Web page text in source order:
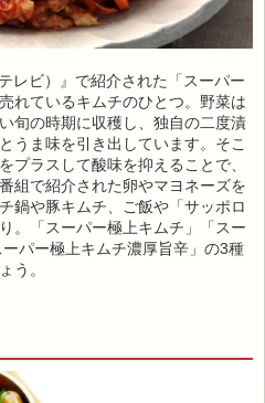
レビ）』で紹介された「スーパー
れているキムチのひとつ。野菜は
旬の時期に収穫し、独自の二度漬
うま味を引き出しています。そこ
プラスして酸味を抑えることで、
組で紹介された卵やマヨネーズを
鍋や豚キムチ、ご飯や「サッポロ
。「スーパー極上キムチ」「スー
パー極上キムチ濃厚旨辛」の3種
う。